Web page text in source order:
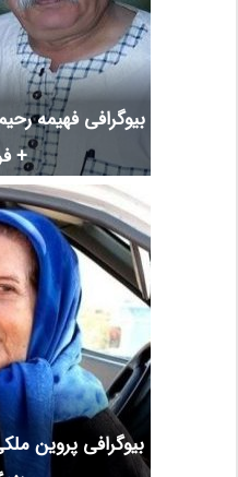
بیوگرافی فهیمه
+
‏بیوگرافی ‏پروین